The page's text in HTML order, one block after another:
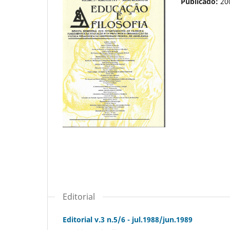
Editorial
Editorial v.3 n.5/6 - jul.1988/jun.1989